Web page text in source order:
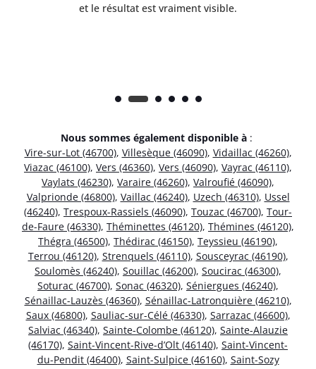
et le résultat est vraiment visible.
Nous sommes également disponible à :
Vire-sur-Lot (46700), Villesèque (46090), Vidaillac (46260),
Viazac (46100), Vers (46360), Vers (46090), Vayrac (46110),
Vaylats (46230), Varaire (46260), Valroufié (46090),
Valprionde (46800), Vaillac (46240), Uzech (46310), Ussel
(46240), Trespoux-Rassiels (46090), Touzac (46700), Tour-
de-Faure (46330), Théminettes (46120), Thémines (46120),
Thégra (46500), Thédirac (46150), Teyssieu (46190),
Terrou (46120), Strenquels (46110), Sousceyrac (46190),
Soulomès (46240), Souillac (46200), Soucirac (46300),
Soturac (46700), Sonac (46320), Séniergues (46240),
Sénaillac-Lauzès (46360), Sénaillac-Latronquière (46210),
Saux (46800), Sauliac-sur-Célé (46330), Sarrazac (46600),
Salviac (46340), Sainte-Colombe (46120), Sainte-Alauzie
(46170), Saint-Vincent-Rive-d’Olt (46140), Saint-Vincent-
du-Pendit (46400), Saint-Sulpice (46160), Saint-Sozy